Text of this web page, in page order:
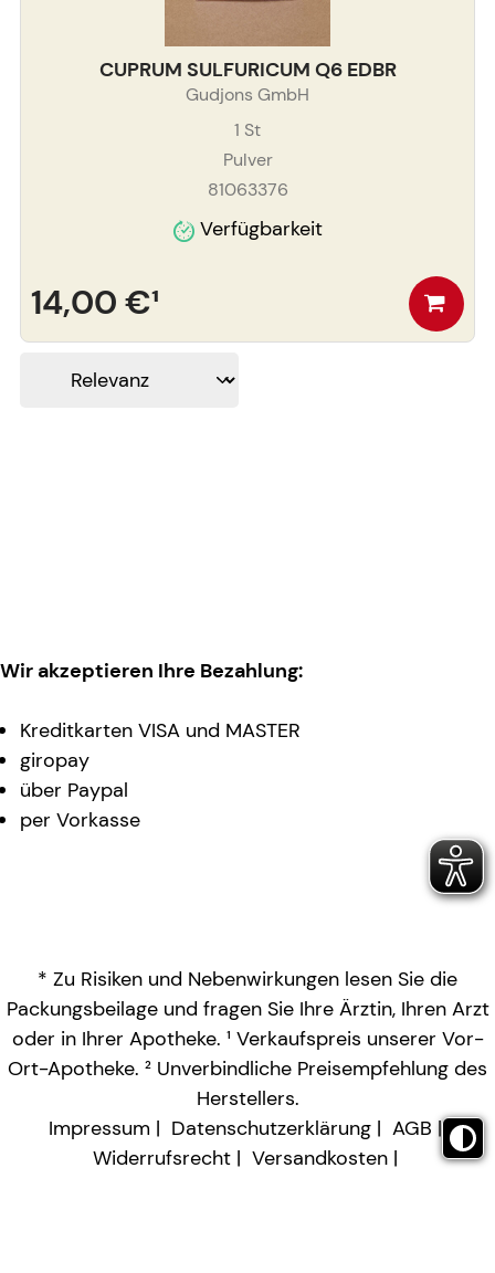
CUPRUM SULFURICUM Q6 EDBR
Gudjons GmbH
1 St
Pulver
81063376
Verfügbarkeit
14,00 €¹
Wir akzeptieren Ihre Bezahlung:
Kreditkarten VISA und MASTER
giropay
über Paypal
per Vorkasse
* Zu Risiken und Nebenwirkungen lesen Sie die
Packungsbeilage und fragen Sie Ihre Ärztin, Ihren Arzt
oder in Ihrer Apotheke. ¹ Verkaufspreis unserer Vor-
Ort-Apotheke. ² Unverbindliche Preisempfehlung des
Herstellers.
Impressum
Datenschutzerklärung
AGB
Widerrufsrecht
Versandkosten